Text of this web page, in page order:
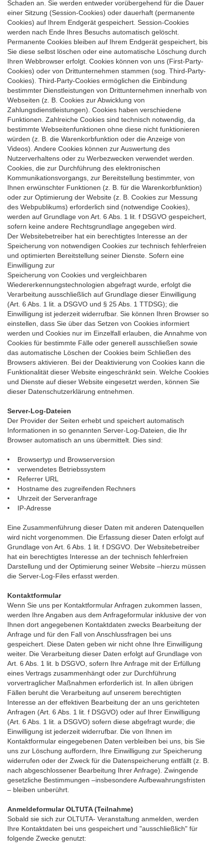
Schaden an. Sie werden entweder vorübergehend für die Dauer
einer Sitzung (Session-Cookies) oder dauerhaft (permanente
Cookies) auf Ihrem Endgerät gespeichert. Session-Cookies
werden nach Ende Ihres Besuchs automatisch gelöscht.
Permanente Cookies bleiben auf Ihrem Endgerät gespeichert, bis
Sie diese selbst löschen oder eine automatische Löschung durch
Ihren Webbrowser erfolgt. Cookies können von uns (First-Party-
Cookies) oder von Drittunternehmen stammen (sog. Third-Party-
Cookies). Third-Party-Cookies ermöglichen die Einbindung
bestimmter Dienstleistungen von Drittunternehmen innerhalb von
Webseiten (z. B. Cookies zur Abwicklung von
Zahlungsdienstleistungen). Cookies haben verschiedene
Funktionen. Zahlreiche Cookies sind technisch notwendig, da
bestimmte Webseitenfunktionen ohne diese nicht funktionieren
würden (z. B. die Warenkorbfunktion oder die Anzeige von
Videos). Andere Cookies können zur Auswertung des
Nutzerverhaltens oder zu Werbezwecken verwendet werden.
Cookies, die zur Durchführung des elektronischen
Kommunikationsvorgangs, zur Bereitstellung bestimmter, von
Ihnen erwünschter Funktionen (z. B. für die Warenkorbfunktion)
oder zur Optimierung der Website (z. B. Cookies zur Messung
des Webpublikums) erforderlich sind (notwendige Cookies),
werden auf Grundlage von Art. 6 Abs. 1 lit. f DSGVO gespeichert,
sofern keine andere Rechtsgrundlage angegeben wird.
Der Websitebetreiber hat ein berechtigtes Interesse an der
Speicherung von notwendigen Cookies zur technisch fehlerfreien
und optimierten Bereitstellung seiner Dienste. Sofern eine
Einwilligung zur
Speicherung von Cookies und vergleichbaren
Wiedererkennungstechnologien abgefragt wurde, erfolgt die
Verarbeitung ausschließlich auf Grundlage dieser Einwilligung
(Art. 6 Abs. 1 lit. a DSGVO und § 25 Abs. 1 TTDSG); die
Einwilligung ist jederzeit widerrufbar. Sie können Ihren Browser so
einstellen, dass Sie über das Setzen von Cookies informiert
werden und Cookies nur im Einzelfall erlauben, die Annahme von
Cookies für bestimmte Fälle oder generell ausschließen sowie
das automatische Löschen der Cookies beim Schließen des
Browsers aktivieren. Bei der Deaktivierung von Cookies kann die
Funktionalität dieser Website eingeschränkt sein. Welche Cookies
und Dienste auf dieser Website eingesetzt werden, können Sie
dieser Datenschutzerklärung entnehmen.
Server-Log-Dateien
Der Provider der Seiten erhebt und speichert automatisch
Informationen in so genannten Server-Log-Dateien, die Ihr
Browser automatisch an uns übermittelt. Dies sind:
• Browsertyp und Browserversion
• verwendetes Betriebssystem
• Referrer URL
• Hostname des zugreifenden Rechners
• Uhrzeit der Serveranfrage
• IP-Adresse
Eine Zusammenführung dieser Daten mit anderen Datenquellen
wird nicht vorgenommen. Die Erfassung dieser Daten erfolgt auf
Grundlage von Art. 6 Abs. 1 lit. f DSGVO. Der Websitebetreiber
hat ein berechtigtes Interesse an der technisch fehlerfreien
Darstellung und der Optimierung seiner Website –hierzu müssen
die Server-Log-Files erfasst werden.
Kontaktformular
Wenn Sie uns per Kontaktformular Anfragen zukommen lassen,
werden Ihre Angaben aus dem Anfrageformular inklusive der von
Ihnen dort angegebenen Kontaktdaten zwecks Bearbeitung der
Anfrage und für den Fall von Anschlussfragen bei uns
gespeichert. Diese Daten geben wir nicht ohne Ihre Einwilligung
weiter. Die Verarbeitung dieser Daten erfolgt auf Grundlage von
Art. 6 Abs. 1 lit. b DSGVO, sofern Ihre Anfrage mit der Erfüllung
eines Vertrags zusammenhängt oder zur Durchführung
vorvertraglicher Maßnahmen erforderlich ist. In allen übrigen
Fällen beruht die Verarbeitung auf unserem berechtigten
Interesse an der effektiven Bearbeitung der an uns gerichteten
Anfragen (Art. 6 Abs. 1 lit. f DSGVO) oder auf Ihrer Einwilligung
(Art. 6 Abs. 1 lit. a DSGVO) sofern diese abgefragt wurde; die
Einwilligung ist jederzeit widerrufbar. Die von Ihnen im
Kontaktformular eingegebenen Daten verbleiben bei uns, bis Sie
uns zur Löschung auffordern, Ihre Einwilligung zur Speicherung
widerrufen oder der Zweck für die Datenspeicherung entfällt (z. B.
nach abgeschlossener Bearbeitung Ihrer Anfrage). Zwingende
gesetzliche Bestimmungen –insbesondere Aufbewahrungsfristen
– bleiben unberührt.
Anmeldeformular OLTUTA (Teilnahme)
Sobald sie sich zur OLTUTA- Veranstaltung anmelden, werden
Ihre Kontaktdaten bei uns gespeichert und "ausschließlich" für
folgende Zwecke genutzt: